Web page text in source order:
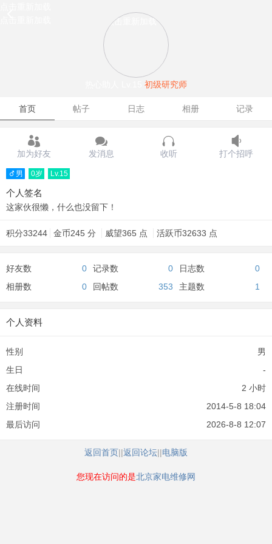
点击重新加载
初级研究师
首页 帖子 日志 相册 记录
加为好友 发消息 收听 打个招呼
男 0岁 Lv.15
个人签名
这家伙很懒，什么也没留下！
积分33244 金币245 分 威望365 点 活跃币32633 点
好友数 0 记录数 0 日志数
0
相册数
0 回帖数 353 主题数 1
个人资料
性别
男
生日
-
在线时间
2 小时
注册时间
2014-5-8 18:04
最后访问
2026-8-8 12:07
返回首页||返回论坛||电脑版
您现在访问的是北京家电维修网